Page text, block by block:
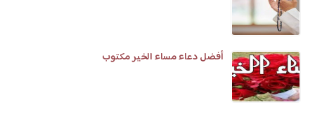
أفضل دعاء مساء الخير مكتوب